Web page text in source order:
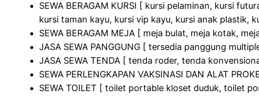
SEWA BERAGAM KURSI [ kursi pelaminan, kursi
kursi taman kayu, kursi vip kayu, kursi anak plastik,
SEWA BERAGAM MEJA [ meja bulat, meja kotak,
JASA SEWA PANGGUNG [ tersedia panggung
JASA SEWA TENDA [ tenda roder, tenda
SEWA PERLENGKAPAN VAKSINASI DAN ALAT
SEWA TOILET [ toilet portable kloset duduk, toilet